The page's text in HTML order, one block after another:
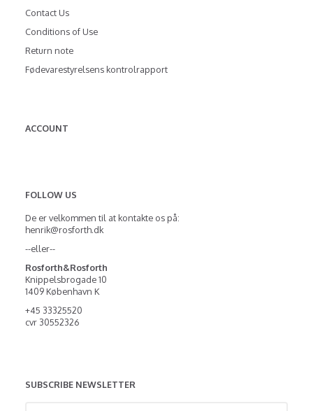
Contact Us
Conditions of Use
Return note
Fødevarestyrelsens kontrolrapport
ACCOUNT
FOLLOW US
De er velkommen til at kontakte os på:
henrik@rosforth.dk
--eller--
Rosforth&Rosforth
Knippelsbrogade 10
1409 København K
+45 33325520
cvr 30552326
SUBSCRIBE NEWSLETTER